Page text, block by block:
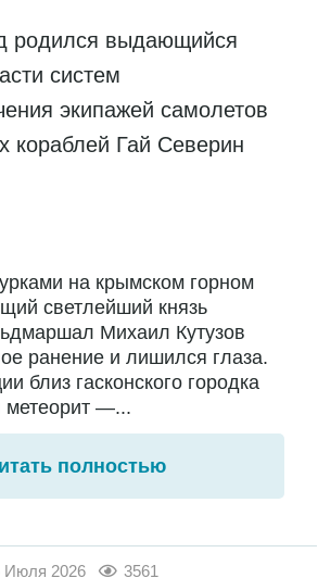
родился выдающийся
систем
экипажей самолетов
кораблей Гай Северин
на крымском горном
светлейший князь
Михаил Кутузов
ранение и лишился глаза.
близ гасконского городка
метеорит —...
полностью
Июля 2026 3561